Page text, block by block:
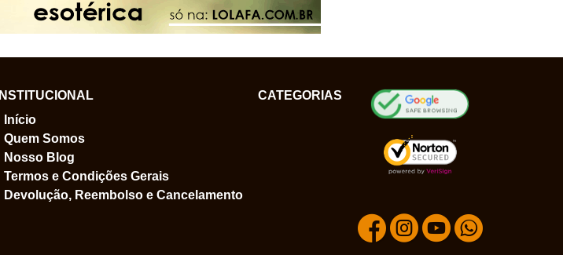
INSTITUCIONAL
Início
Quem Somos
Nosso Blog
Termos e Condições Gerais
Devolução, Reembolso e Cancelamento
CATEGORIAS